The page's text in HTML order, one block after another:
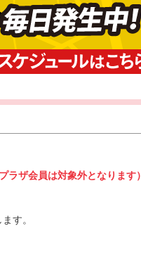
ザ会員は対象外となります）
す。